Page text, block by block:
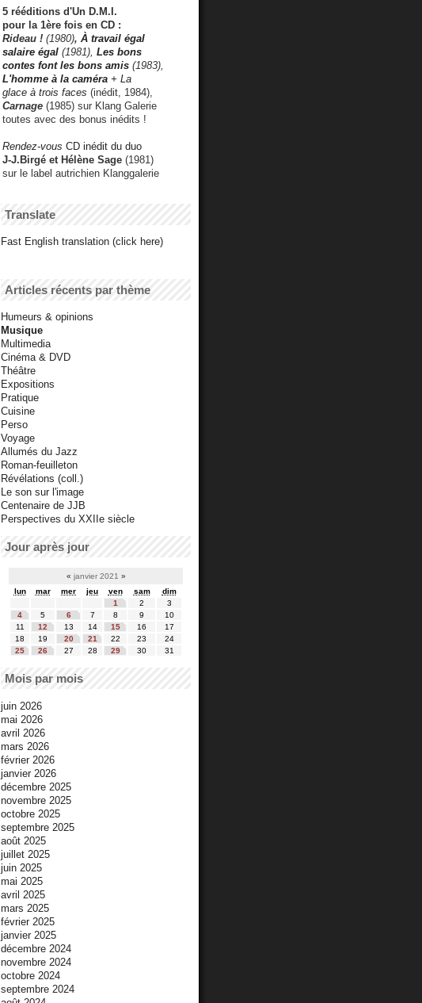
5 rééditions d'Un D.M.I.
pour la 1ère fois en CD :
Rideau ! (1980), À travail égal
salaire égal (1981), Les bons
contes font les bons amis (1983),
L'homme à la caméra + La
glace à trois faces (inédit, 1984),
Carnage (1985) sur Klang Galerie
toutes avec des bonus inédits !
Rendez-vous CD inédit du duo
J-J.Birgé et Hélène Sage (1981)
sur le label autrichien Klanggalerie
Translate
Fast English translation (click here)
Articles récents par thème
Humeurs & opinions
Musique
Multimedia
Cinéma & DVD
Théâtre
Expositions
Pratique
Cuisine
Perso
Voyage
Allumés du Jazz
Roman-feuilleton
Révélations (coll.)
Le son sur l'image
Centenaire de JJB
Perspectives du XXIIe siècle
Jour après jour
« janvier 2021 »
lun
mar mer jeu ven sam
dim
1
2
3
4
5 6 7 8 9
10
11
12 13 14 15 16
17
18
19 20 21 22 23
24
25
26 27 28 29 30 31
Mois par mois
juin 2026
mai 2026
avril 2026
mars 2026
février 2026
janvier 2026
décembre 2025
novembre 2025
octobre 2025
septembre 2025
août 2025
juillet 2025
juin 2025
mai 2025
avril 2025
mars 2025
février 2025
janvier 2025
décembre 2024
novembre 2024
octobre 2024
septembre 2024